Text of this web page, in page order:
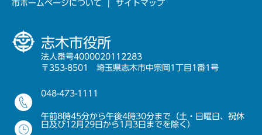
市ホームページについて サイトマップ
志木市役所
法人番号4000020112283
〒353-8501 埼玉県志木市中宗岡1丁目1番1号
048-473-1111
午前8時45分から午後4時30分まで（土・日曜日、祝休
日及び12月29日から1月3日までを除く）